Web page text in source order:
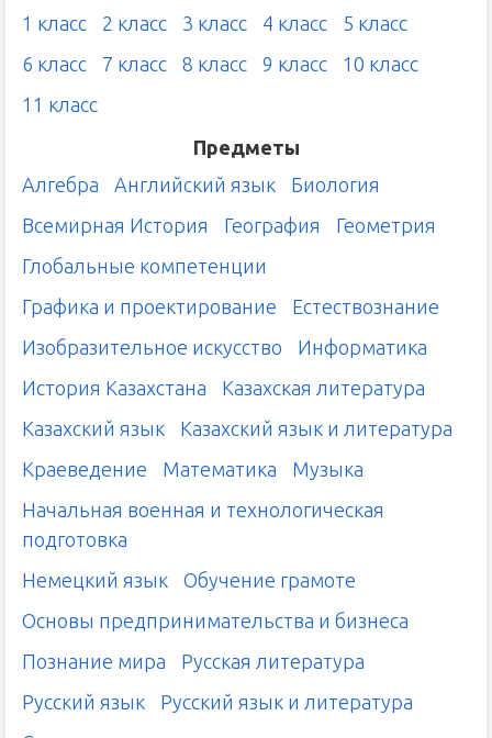
1 класс
2 класс 3 класс 4 класс
5 класс
6 класс
7 класс 8 класс 9 класс
10 класс
11 класс
Предметы
Алгебра
Английский язык
Биология
Всемирная История
География
Геометрия
Глобальные компетенции
Графика и проектирование
Естествознание
Изобразительное искусство
Информатика
История Казахстана
Казахская литература
Казахский язык
Казахский язык и литература
Краеведение
Математика
Музыка
Начальная военная и технологическая
подготовка
Немецкий язык
Обучение грамоте
Основы предпринимательства и бизнеса
Познание мира
Русская литература
Русский язык
Русский язык и литература